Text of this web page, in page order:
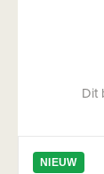
Dit
NIEUW